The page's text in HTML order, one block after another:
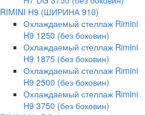
RIMINI H9 (ШИРИНА 910)
Охлаждаемый стеллаж Rimini
H9 1250 (без боковин)
Охлаждаемый стеллаж Rimini
H9 1875 (без боковин)
Охлаждаемый стеллаж Rimini
H9 2500 (без боковин)
Охлаждаемый стеллаж Rimini
H9 3750 (без боковин)